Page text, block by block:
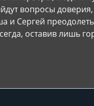
вопросы
и Сергей
оставив лишь